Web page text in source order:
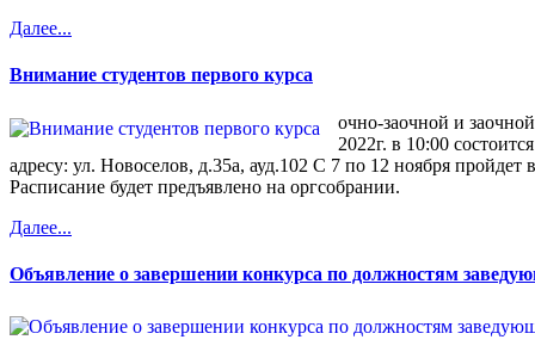
Далее...
Внимание студентов первого курса
очно-заочной и
2022г. в 10:00
адресу: ул. Новоселов, д.35а, ауд.102 С 7 по 12 ноября пройдет
Расписание будет предъявлено на оргсобрании.
Далее...
Объявление о завершении конкурса по должностям